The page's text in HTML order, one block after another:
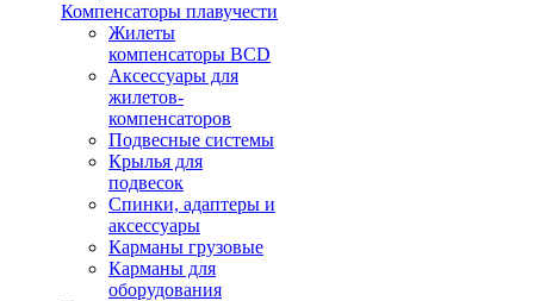
Компенсаторы плавучести
Жилеты
компенсаторы BCD
Аксессуары для
жилетов-
компенсаторов
Подвесные системы
Крылья для
подвесок
Спинки, адаптеры и
аксессуары
Карманы грузовые
Карманы для
оборудования